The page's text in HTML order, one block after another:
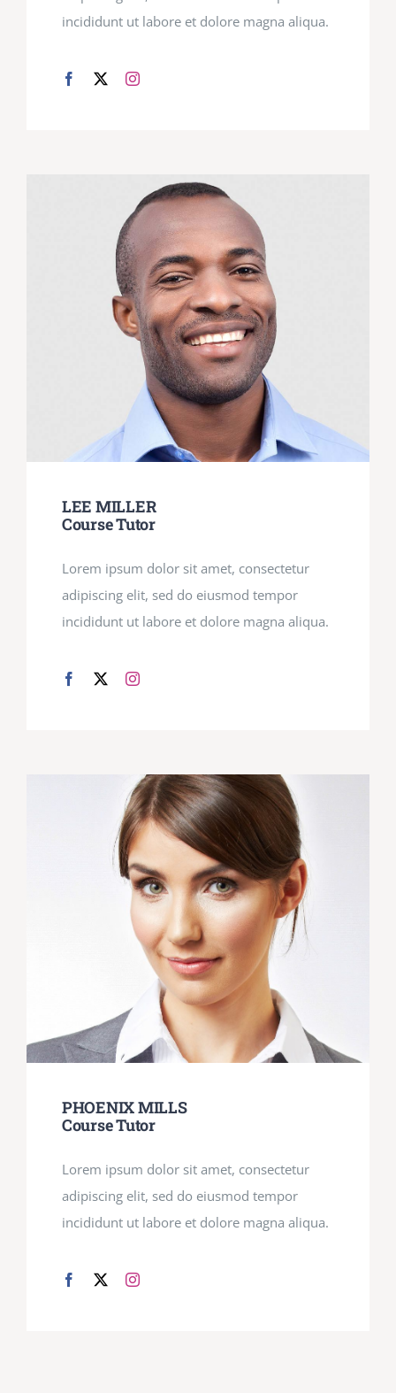
incididunt ut labore et dolore magna aliqua.
LEE MILLER
Course Tutor
Lorem ipsum dolor sit amet, consectetur
adipiscing elit, sed do eiusmod tempor
incididunt ut labore et dolore magna aliqua.
PHOENIX MILLS
Course Tutor
Lorem ipsum dolor sit amet, consectetur
adipiscing elit, sed do eiusmod tempor
incididunt ut labore et dolore magna aliqua.